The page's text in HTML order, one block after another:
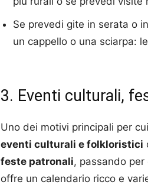
Se prevedi gite in serata o
un cappello o una sciarpa:
3. Eventi culturali,
Uno dei motivi principali per
eventi culturali e folkloristici
feste patronali, passando
offre un calendario ricco e